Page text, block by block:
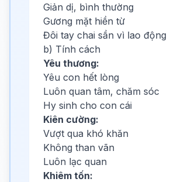
Giản dị, bình thường
Gương mặt hiền từ
Đôi tay chai sần vì lao động
b) Tính cách
Yêu thương:
Yêu con hết lòng
Luôn quan tâm, chăm sóc
Hy sinh cho con cái
Kiên cường:
Vượt qua khó khăn
Không than vãn
Luôn lạc quan
Khiêm tốn: